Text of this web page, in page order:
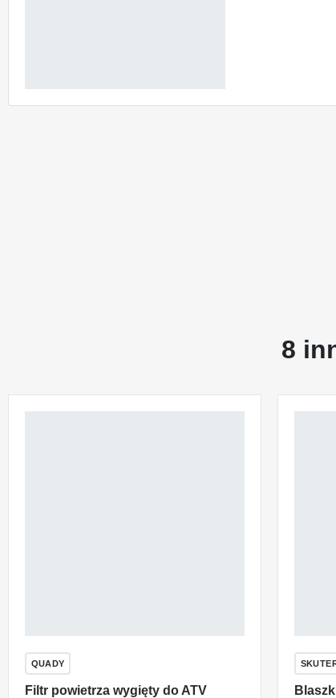
8
QUADY
Filtr powietrza wygięty do ATV